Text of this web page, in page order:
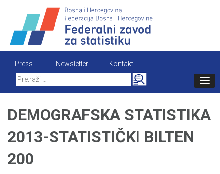
content
Press Newsletter
Kontakt
Search
for:
DEMOGRAFSKA STATISTIKA
2013-STATISTIČKI BILTEN
200